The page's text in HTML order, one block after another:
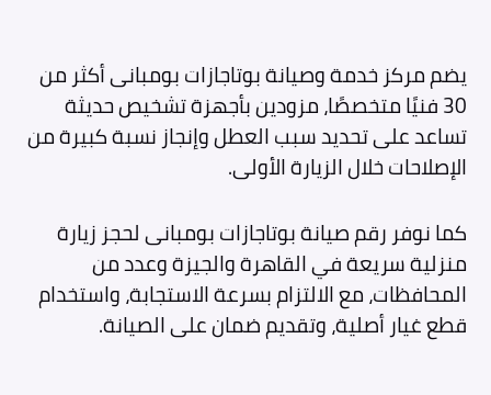
يضم مركز خدمة وصيانة بوتاجازات بومبانى أكثر من
30 فنيًا متخصصًا، مزودين بأجهزة تشخيص حديثة
تساعد على تحديد سبب العطل وإنجاز نسبة كبيرة من
الإصلاحات خلال الزيارة الأولى.
كما نوفر رقم صيانة بوتاجازات بومبانى لحجز زيارة
منزلية سريعة في القاهرة والجيزة وعدد من
المحافظات، مع الالتزام بسرعة الاستجابة، واستخدام
قطع غيار أصلية، وتقديم ضمان على الصيانة.